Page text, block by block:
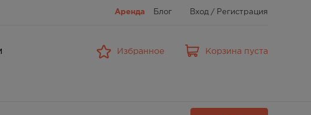
Аренда Блог Вход / Регистрация
Избранное Корзина пуста